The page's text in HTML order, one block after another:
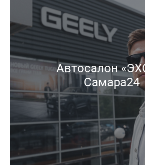
Автосалон
Самара24